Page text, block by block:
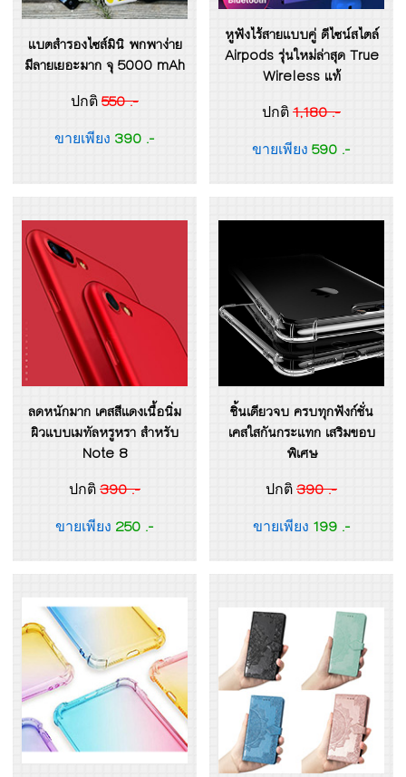
แบตสำรองไซส์มินิ พกพาง่าย
มีลายเยอะมาก จุ 5000 mAh
ปกติ 550 .-
ขายเพียง 390 .-
หูฟังไร้สายแบบคู่ ดีไซน์สไตล์
Airpods รุ่นใหม่ล่าสุด True
Wireless แท้
ปกติ 1,180 .-
ขายเพียง 590 .-
ลดหนักมาก เคสสีแดงเนื้อนิ่ม
ผิวแบบเมทัลหรูหรา สำหรับ
Note 8
ปกติ 390 .-
ขายเพียง 250 .-
ชิ้นเดียวจบ ครบทุกฟังก์ชั่น
เคสใสกันกระแทก เสริมขอบ
พิเศษ
ปกติ 390 .-
ขายเพียง 199 .-